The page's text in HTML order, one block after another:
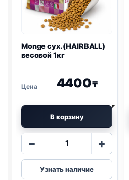
Monge сух. (HAIRBALL)
весовой 1кг
4400₸
В корзину
−
Количество
Monge
сух.
+
Узнать наличие